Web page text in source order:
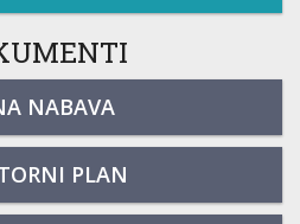
NABAVA
PLAN